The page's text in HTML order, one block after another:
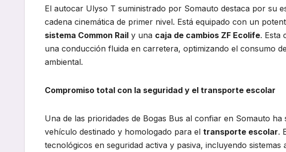
El autocar Ulyso T suministrado por Somauto destaca por su
cadena cinemática de primer nivel. Está equipado con un
sistema Common Rail y una caja de cambios ZF Ecolife. Esta
una conducción fluida en carretera, optimizando el consumo
ambiental.
Compromiso total con la seguridad y el transporte escolar
Una de las prioridades de Bogas Bus al confiar en Somauto ha
vehículo destinado y homologado para el transporte escolar.
tecnológicos en seguridad activa y pasiva, incluyendo